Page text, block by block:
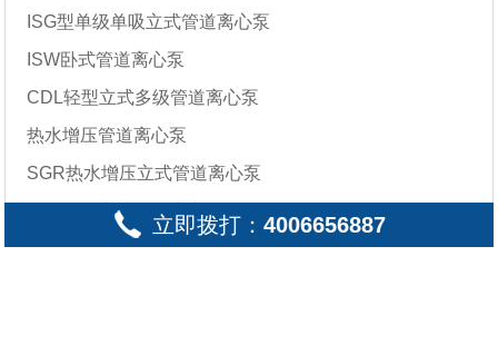
ISG型单级单吸立式管道离心泵
ISW卧式管道离心泵
CDL轻型立式多级管道离心泵
热水增压管道离心泵
SGR热水增压立式管道离心泵
QDL多级立式管道离心泵
立即拨打： 4006656887